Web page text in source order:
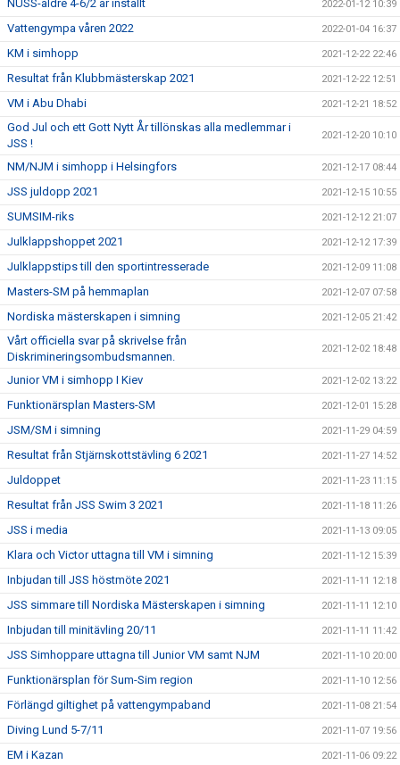
NUSS-äldre 4-6/2 är inställt 2022-01-12 10:39
Vattengympa våren 2022 2022-01-04 16:37
KM i simhopp 2021-12-22 22:46
Resultat från Klubbmästerskap 2021 2021-12-22 12:51
VM i Abu Dhabi 2021-12-21 18:52
God Jul och ett Gott Nytt År tillönskas alla medlemmar i
JSS !
2021-12-20 10:10
NM/NJM i simhopp i Helsingfors 2021-12-17 08:44
JSS juldopp 2021 2021-12-15 10:55
SUMSIM-riks 2021-12-12 21:07
Julklappshoppet 2021 2021-12-12 17:39
Julklappstips till den sportintresserade 2021-12-09 11:08
Masters-SM på hemmaplan 2021-12-07 07:58
Nordiska mästerskapen i simning 2021-12-05 21:42
Vårt officiella svar på skrivelse från
Diskrimineringsombudsmannen.
2021-12-02 18:48
Junior VM i simhopp I Kiev 2021-12-02 13:22
Funktionärsplan Masters-SM 2021-12-01 15:28
JSM/SM i simning 2021-11-29 04:59
Resultat från Stjärnskottstävling 6 2021 2021-11-27 14:52
Juldoppet 2021-11-23 11:15
Resultat från JSS Swim 3 2021 2021-11-18 11:26
JSS i media 2021-11-13 09:05
Klara och Victor uttagna till VM i simning 2021-11-12 15:39
Inbjudan till JSS höstmöte 2021 2021-11-11 12:18
JSS simmare till Nordiska Mästerskapen i simning 2021-11-11 12:10
Inbjudan till minitävling 20/11 2021-11-11 11:42
JSS Simhoppare uttagna till Junior VM samt NJM 2021-11-10 20:00
Funktionärsplan för Sum-Sim region 2021-11-10 12:56
Förlängd giltighet på vattengympaband 2021-11-08 21:54
Diving Lund 5-7/11 2021-11-07 19:56
EM i Kazan 2021-11-06 09:22